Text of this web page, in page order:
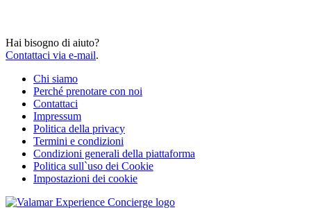
Hai bisogno di aiuto?
Contattaci via e-mail.
Chi siamo
Perché prenotare con noi
Contattaci
Impressum
Politica della privacy
Termini e condizioni
Condizioni generali della piattaforma
Politica sull`uso dei Cookie
Impostazioni dei cookie